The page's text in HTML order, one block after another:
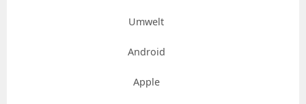
Umwelt
Android
Apple